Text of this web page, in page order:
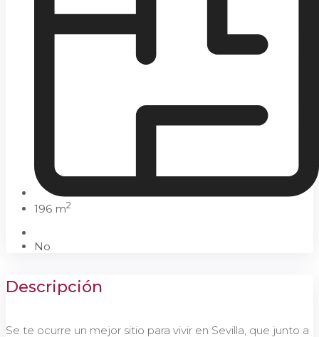
196 m2
No
Descripción
Se te ocurre un mejor sitio para vivir en Sevilla, que junto a